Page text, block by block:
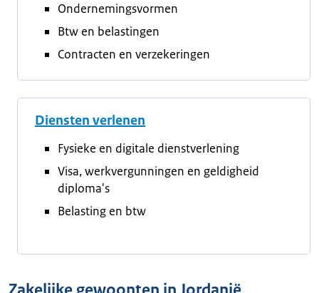
Ondernemingsvormen
Btw en belastingen
Contracten en verzekeringen
Diensten verlenen
Fysieke en digitale dienstverlening
Visa, werkvergunningen en geldigheid
diploma's
Belasting en btw